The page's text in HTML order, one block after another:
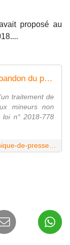
proposé au
Le Défenseur des droits demande l'abandon du projet de décret relatif à la mise en œuvre du fichier national biométrique des mineurs non accompagnés
traitement de
mineurs non
n° 2018-778